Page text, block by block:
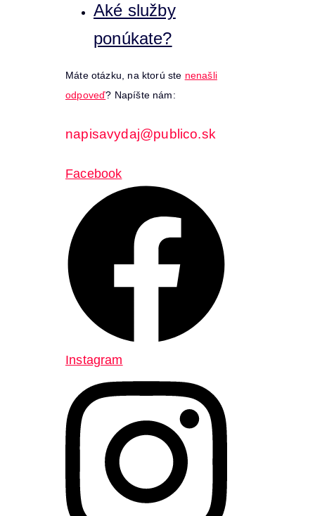
Aké služby
ponúkate?
Máte otázku, na ktorú ste nenašli
odpoveď? Napíšte nám:
napisavydaj@publico.sk
Facebook
Instagram